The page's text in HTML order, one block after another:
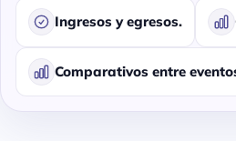
Ingresos y egresos.
Comparativos entre